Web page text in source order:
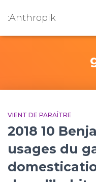
:Anthropik
VIENT DE PARAÎTRE
2018 10
usages du